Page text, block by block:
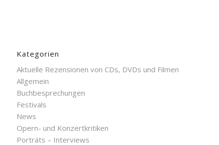
Kategorien
Aktuelle Rezensionen von CDs, DVDs und Filmen
Allgemein
Buchbesprechungen
Festivals
News
Opern- und Konzertkritiken
Porträts – Interviews